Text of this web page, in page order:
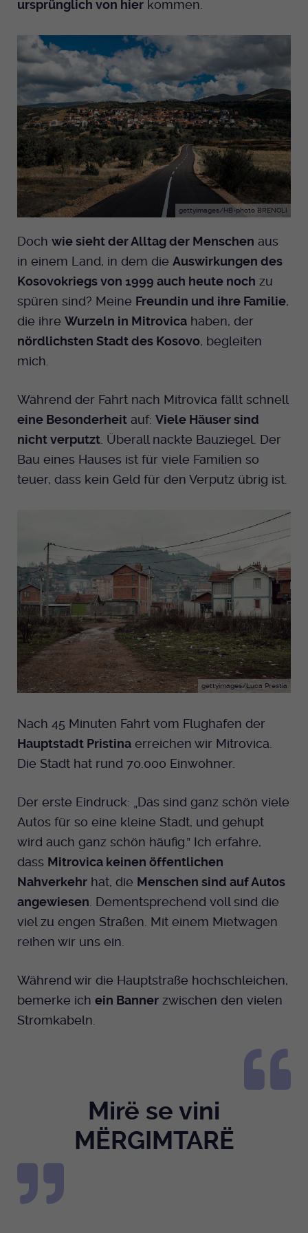
ursprünglich von hier kommen.
gettyimages/HB-photo BRENOLI
Doch wie sieht der Alltag der Menschen aus
in einem Land, in dem die Auswirkungen des
Kosovokriegs von 1999 auch heute noch zu
spüren sind? Meine Freundin und ihre Familie,
die ihre Wurzeln in Mitrovica haben, der
nördlichsten Stadt des Kosovo, begleiten
mich.
Während der Fahrt nach Mitrovica fällt schnell
eine Besonderheit auf: Viele Häuser sind
nicht verputzt . Überall nackte Bauziegel. Der
Bau eines Hauses ist für viele Familien so
teuer, dass kein Geld für den Verputz übrig ist.
gettyimages/Luca Prestia
Nach 45 Minuten Fahrt vom Flughafen der
Hauptstadt Pristina erreichen wir Mitrovica.
Die Stadt hat rund 70.000 Einwohner.
Der erste Eindruck: „Das sind ganz schön viele
Autos für so eine kleine Stadt, und gehupt
wird auch ganz schön häufig.” Ich erfahre,
dass Mitrovica keinen öffentlichen
Nahverkehr hat, die Menschen sind auf Autos
angewiesen . Dementsprechend voll sind die
viel zu engen Straßen. Mit einem Mietwagen
reihen wir uns ein.
Während wir die Hauptstraße hochschleichen,
bemerke ich ein Banner zwischen den vielen
Stromkabeln.
Mirë se vini
MËRGIMTARË
Laufzeit
Bei Ausahl nur essentieller Cookies wird
dieser Cookie am Ende der Sitzung
gelöscht. Ansonsten 1 Monat.
Zweck
Dient zur Speicherung der Cookie Opt-In
Einstellungen. Eine optionale Nummer
nach dem Namen gibt lediglich eine
Versionsnummer an.